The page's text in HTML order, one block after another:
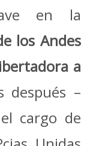
en la
los Andes
a
después –
cargo de